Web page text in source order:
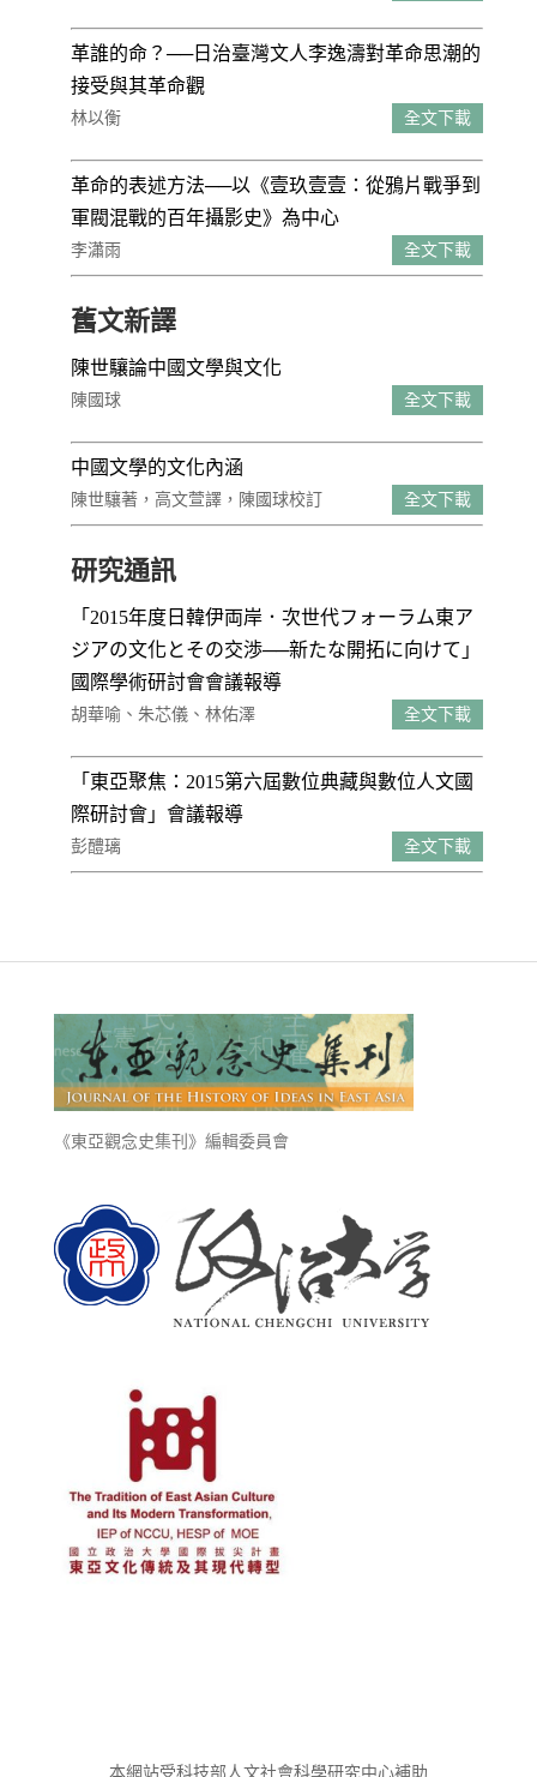
革誰的命？──日治臺灣文人李逸濤對革命思潮的
接受與其革命觀
林以衡 全文下載
革命的表述方法──以《壹玖壹壹：從鴉片戰爭到
軍閥混戰的百年攝影史》為中心
李瀟雨 全文下載
舊文新譯
陳世驤論中國文學與文化
陳國球 全文下載
中國文學的文化內涵
陳世驤著，高文萱譯，陳國球校訂 全文下載
研究通訊
「2015年度日韓伊両岸．次世代フォーラム東ア
ジアの文化とその交渉──新たな開拓に向けて」
國際學術研討會會議報導
胡華喻、朱芯儀、林佑澤 全文下載
「東亞聚焦：2015第六屆數位典藏與數位人文國
際研討會」會議報導
彭醴璃 全文下載
《東亞觀念史集刊》編輯委員會
本網站受科技部人文社會科學研究中心補助